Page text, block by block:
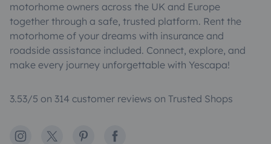
motorhome owners across the UK and Europe
together through a safe, trusted platform. Rent the
motorhome of your dreams with insurance and
roadside assistance included. Connect, explore, and
make every journey unforgettable with Yescapa!
3.53/5 on 314 customer reviews on Trusted Shops
Instagram
X PinterestFacebook